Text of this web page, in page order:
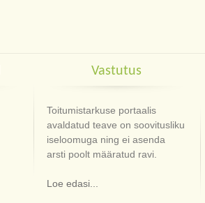
Vastutus
Toitumistarkuse portaalis
avaldatud teave on soovitusliku
iseloomuga ning ei asenda
arsti poolt määratud ravi.
Loe edasi...